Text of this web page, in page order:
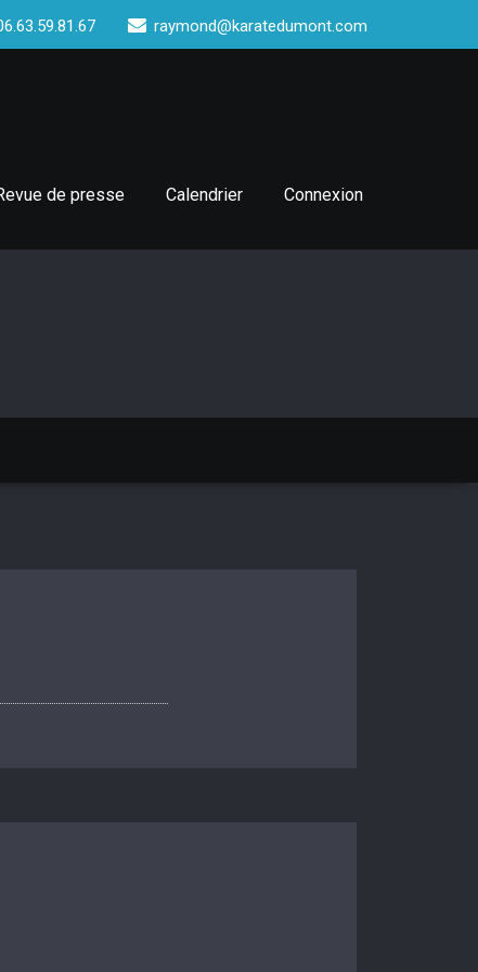
raymond@karatedumont.com
de presse Calendrier Connexion